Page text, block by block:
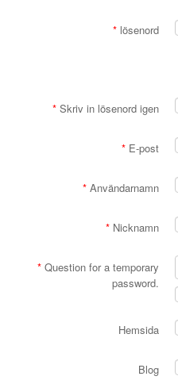
* lösenord
* Skriv in lösenord igen
* E-post
* Användarnamn
* Nicknamn
* Question for a temporary
password.
Hemsida
Blog